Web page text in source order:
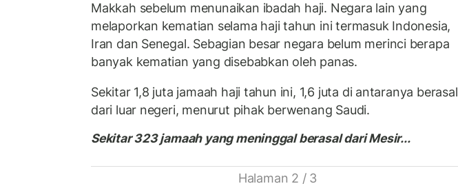
Makkah sebelum menunaikan ibadah haji. Negara lain yang
melaporkan kematian selama haji tahun ini termasuk Indonesia,
Iran dan Senegal. Sebagian besar negara belum merinci berapa
banyak kematian yang disebabkan oleh panas.
Sekitar 1,8 juta jamaah haji tahun ini, 1,6 juta di antaranya berasal
dari luar negeri, menurut pihak berwenang Saudi.
Sekitar 323 jamaah yang meninggal berasal dari Mesir...
Halaman 2 / 3